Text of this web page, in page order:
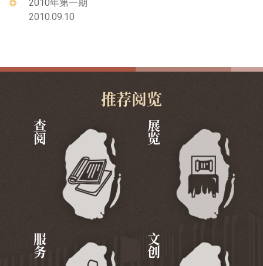
2010年第一期
2010.09.10
推荐阅览
查阅 展览
服务 文创